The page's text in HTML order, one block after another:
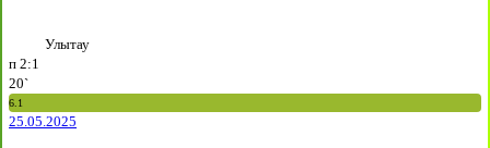
Улытау
п 2:1
20`
6.1
25.05.2025